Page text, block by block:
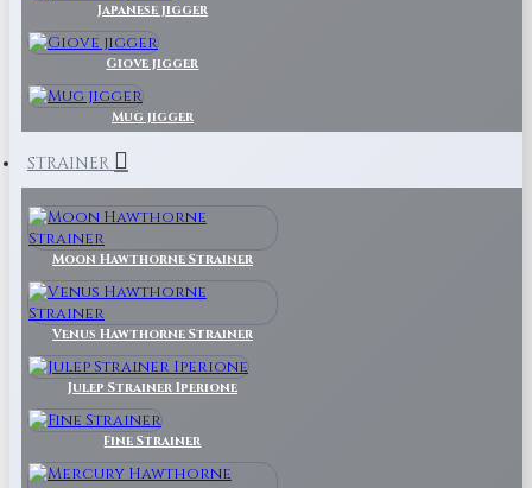
Japanese jigger
Giove jigger
Mug jigger
STRAINER
Moon Hawthorne Strainer
Venus Hawthorne Strainer
Julep Strainer Iperione
Fine Strainer